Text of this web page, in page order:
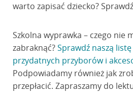
warto zapisać dziecko?
Szkolna wyprawka – czego nie
zabraknąć?Sprawdź naszą
przydatnych przyborów i
Podpowiadamy również jak
przepłacić. Zapraszamy do